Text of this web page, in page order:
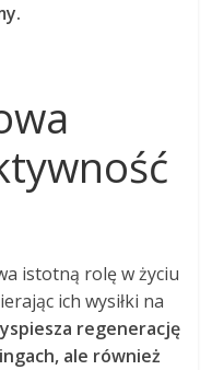
istotną rolę w życiu
ich wysiłki na
regenerację
ale również